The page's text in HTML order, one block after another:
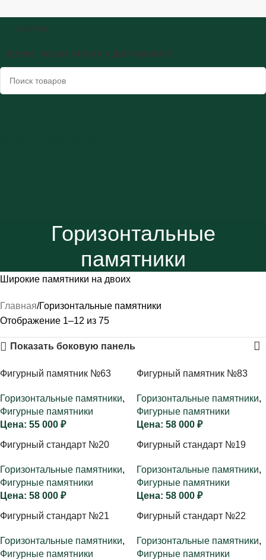
КАТАЛОГ
СЕРВИС АКЦИИ ОПЛАТА И ДОСТАВКА БЛОГ
Горизонтальные
памятники
Широкие памятники на двоих
Главная Горизонтальные памятники
Отображение 1–12 из 75
Показать боковую панель
Фигурный памятник №63
Горизонтальные памятники,
Фигурные памятники
55 000 ₽
Фигурный памятник №83
Горизонтальные памятники,
Фигурные памятники
58 000 ₽
Фигурный стандарт №20
Горизонтальные памятники,
Фигурные памятники
58 000 ₽
Фигурный стандарт №19
Горизонтальные памятники,
Фигурные памятники
58 000 ₽
Фигурный стандарт №21
Горизонтальные памятники,
Фигурные памятники
Фигурный стандарт №22
Горизонтальные памятники,
Фигурные памятники